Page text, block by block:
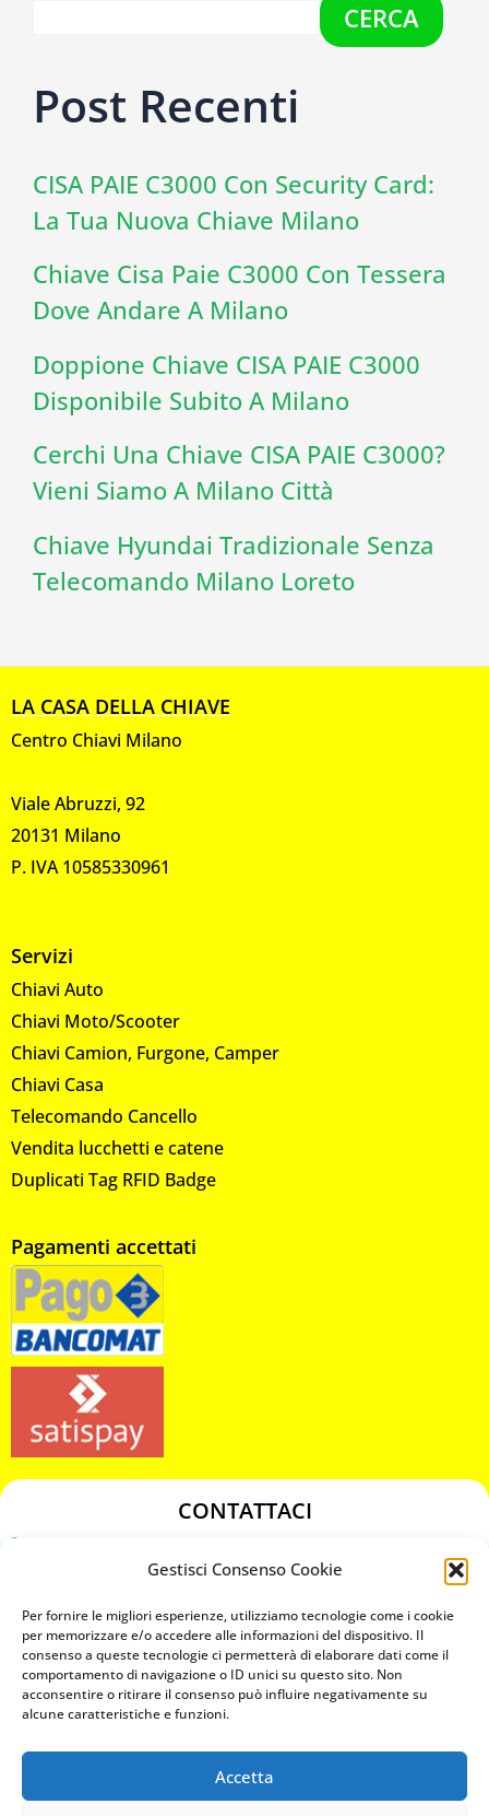
Gestisci Consenso Cookie
Per fornire le migliori esperienze, utilizziamo tecnologie come i cookie
per memorizzare e/o accedere alle informazioni del dispositivo. Il
consenso a queste tecnologie ci permetterà di elaborare dati come il
comportamento di navigazione o ID unici su questo sito. Non
acconsentire o ritirare il consenso può influire negativamente su
alcune caratteristiche e funzioni.
Accetta
CERCA
Post Recenti
CISA PAIE C3000 Con Security Card:
La Tua Nuova Chiave Milano
Chiave Cisa Paie C3000 Con Tessera
Dove Andare A Milano
Doppione Chiave CISA PAIE C3000
Disponibile Subito A Milano
Cerchi Una Chiave CISA PAIE C3000?
Vieni Siamo A Milano Città
Chiave Hyundai Tradizionale Senza
Telecomando Milano Loreto
LA CASA DELLA CHIAVE
Centro Chiavi Milano
Viale Abruzzi, 92
20131 Milano
P. IVA 10585330961
Servizi
Chiavi Auto
Chiavi Moto/Scooter
Chiavi Camion, Furgone, Camper
Chiavi Casa
Telecomando Cancello
Vendita lucchetti e catene
Duplicati Tag RFID Badge
Pagamenti accettati
CONTATTACI
chiavicodificate@gmail.com
Privacy Policy
Cookie Policy
MAPS